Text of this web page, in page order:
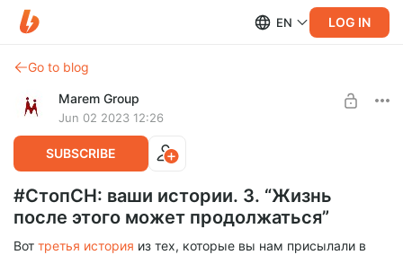
EN LOG IN
Go to blog
Marem Group
Jun 02 2023 12:26
SUBSCRIBE
#СтопСН: ваши истории. 3. “Жизнь
после этого может продолжаться”
Вот третья история из тех, которые вы нам присылали в